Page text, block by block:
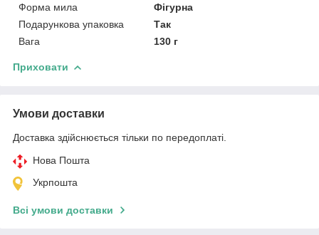
Форма мила
Фігурна
Подарункова упаковка
Так
Вага
130 г
Приховати
Умови доставки
Доставка здійснюється тільки по передоплаті.
Нова Пошта
Укрпошта
Всі умови доставки